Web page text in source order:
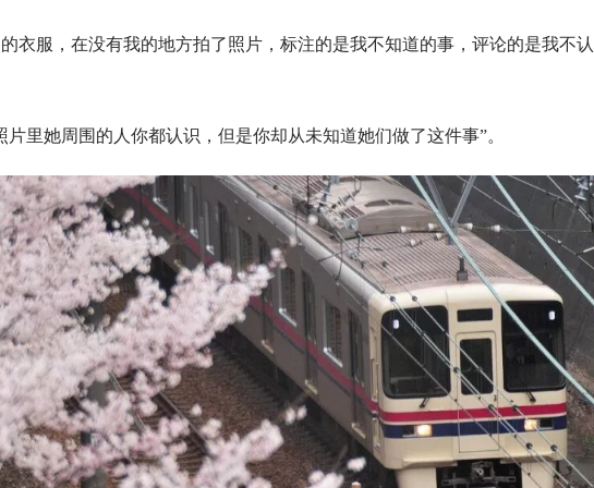
衣服，在没有我的地方拍了照片，标注的是我不知道的事，评论的是我不
里她周围的人你都认识，但是你却从未知道她们做了这件事”。